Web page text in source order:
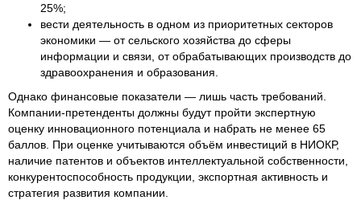
25%;
вести деятельность в одном из приоритетных секторов
экономики — от сельского хозяйства до сферы
информации и связи, от обрабатывающих производств до
здравоохранения и образования.
Однако финансовые показатели — лишь часть требований.
Компании-претенденты должны будут пройти экспертную
оценку инновационного потенциала и набрать не менее 65
баллов. При оценке учитываются объём инвестиций в НИОКР,
наличие патентов и объектов интеллектуальной собственности,
конкурентоспособность продукции, экспортная активность и
стратегия развития компании.